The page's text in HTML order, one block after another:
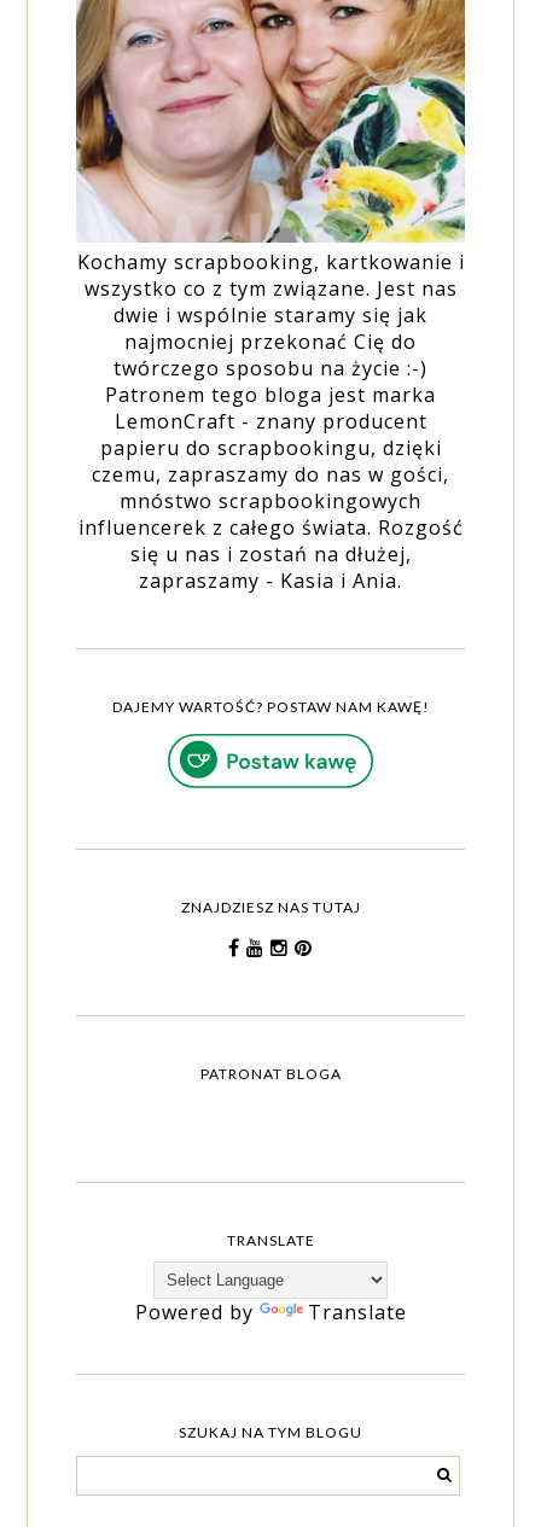
Kochamy scrapbooking, kartkowanie i
wszystko co z tym związane. Jest nas
dwie i wspólnie staramy się jak
najmocniej przekonać Cię do
twórczego sposobu na życie :-)
Patronem tego bloga jest marka
LemonCraft - znany producent
papieru do scrapbookingu, dzięki
czemu, zapraszamy do nas w gości,
mnóstwo scrapbookingowych
influencerek z całego świata. Rozgość
się u nas i zostań na dłużej,
zapraszamy - Kasia i Ania.
DAJEMY WARTOŚĆ? POSTAW NAM KAWĘ!
ZNAJDZIESZ NAS TUTAJ
PATRONAT BLOGA
TRANSLATE
Powered by Translate
SZUKAJ NA TYM BLOGU